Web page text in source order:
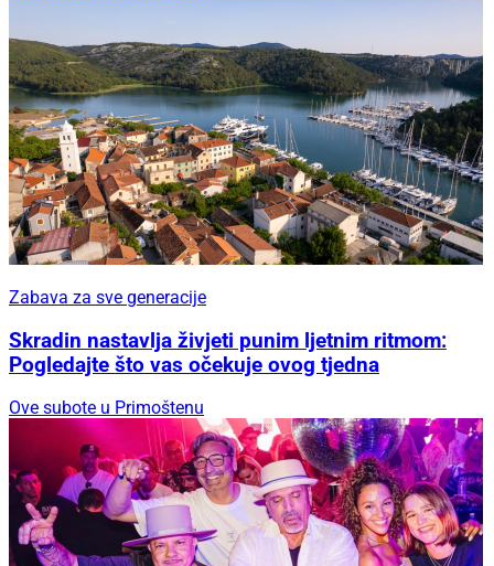
Zabava za sve generacije
Skradin nastavlja živjeti punim ljetnim ritmom:
Pogledajte što vas očekuje ovog tjedna
Ove subote u Primoštenu